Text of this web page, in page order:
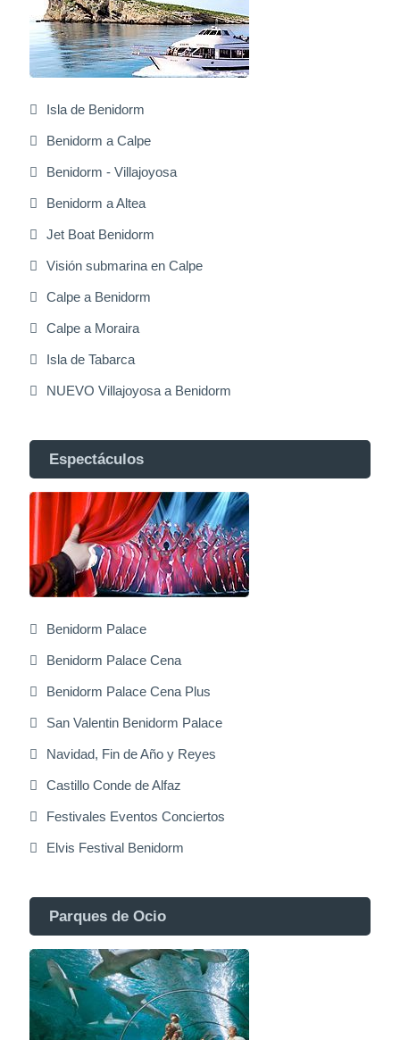
Isla de Benidorm
Benidorm a Calpe
Benidorm - Villajoyosa
Benidorm a Altea
Jet Boat Benidorm
Visión submarina en Calpe
Calpe a Benidorm
Calpe a Moraira
Isla de Tabarca
NUEVO Villajoyosa a Benidorm
Espectáculos
Benidorm Palace
Benidorm Palace Cena
Benidorm Palace Cena Plus
San Valentin Benidorm Palace
Navidad, Fin de Año y Reyes
Castillo Conde de Alfaz
Festivales Eventos Conciertos
Elvis Festival Benidorm
Parques de Ocio